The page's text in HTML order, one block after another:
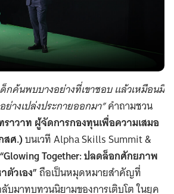
กค้นพบบางอย่างที่เขาชอบ แล้วเหมือนมี
างเปล่งประกายออกมา”คำถามชวน
ราวาท ผู้จัดการกองทุนเพื่อความเสมอ
สศ.)บนเวที Alpha Skills Summit &
“Glowing Together: ปลดล็อกศักยภาพ
ตัวเอง”ถือเป็นหมุดหมายสำคัญที่
บมาทบทวนนิยามของการเติบโต ในยุค